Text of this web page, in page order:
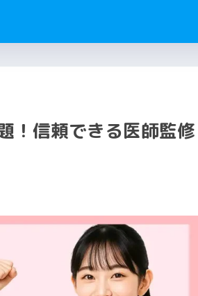
！信頼できる医師監修